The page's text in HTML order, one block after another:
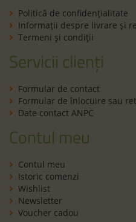
Politică de confidenţialitate
Informaţii despre livrare și
Termeni şi condiţii
Servicii clienți
Formular de contact
Formular de înlocuire sau
Date contact ANPC
Contul meu
Contul meu
Istoric comenzi
Wishlist
Newsletter
Voucher cadou